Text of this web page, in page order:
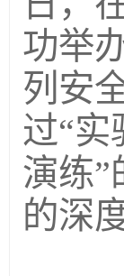
功举
列安
过“
演练
的深